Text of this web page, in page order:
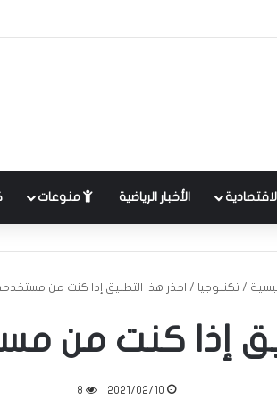
الاقتصادية الأخبار الرياضية منوعات
/ تكنلوجيا / احذر هذا التطبيق إذا كنت من
إذا كنت من
2021/02/10
8